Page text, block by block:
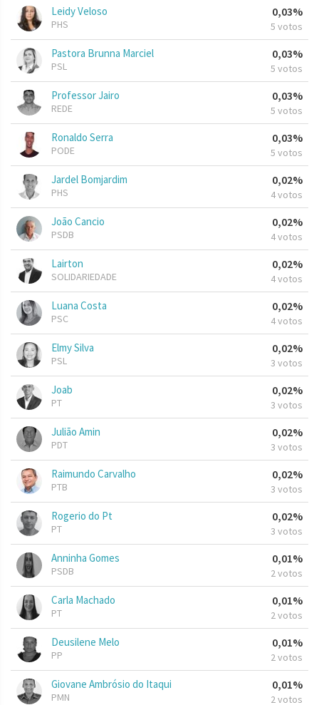
Leidy Veloso
PHS
0,03%
5 votos
Pastora Brunna Marciel
PSL
0,03%
5 votos
Professor Jairo
REDE
0,03%
5 votos
Ronaldo Serra
PODE
0,03%
5 votos
Jardel Bomjardim
PHS
0,02%
4 votos
João Cancio
PSDB
0,02%
4 votos
Lairton
SOLIDARIEDADE
0,02%
4 votos
Luana Costa
PSC
0,02%
4 votos
Elmy Silva
PSL
0,02%
3 votos
Joab
PT
0,02%
3 votos
Julião Amin
PDT
0,02%
3 votos
Raimundo Carvalho
PTB
0,02%
3 votos
Rogerio do Pt
PT
0,02%
3 votos
Anninha Gomes
PSDB
0,01%
2 votos
Carla Machado
PT
0,01%
2 votos
Deusilene Melo
PP
0,01%
2 votos
Giovane Ambrósio do Itaqui
PMN
0,01%
2 votos